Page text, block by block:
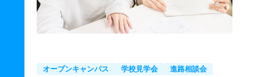
オープンキャンパス 学校見学会 進路相談会